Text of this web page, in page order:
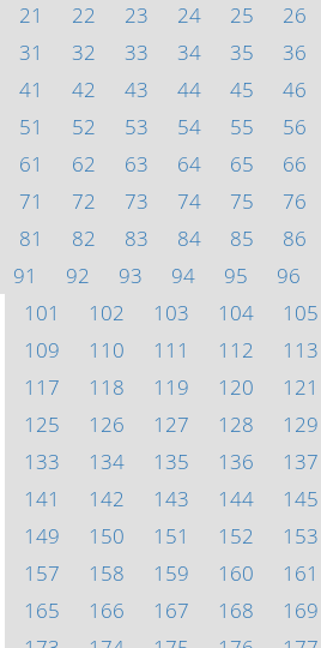
21
22 23 24 25 26
31
32 33 34 35 36
41
42 43 44 45 46
51
52 53 54 55 56
61
62 63 64 65 66
71
72 73 74 75 76
81
82 83 84 85 86
91
92 93 94 95 96
101
102 103 104 105
109
110 111 112 113
117
118 119 120 121
125
126 127 128 129
133
134 135 136 137
141
142 143 144 145
149
150 151 152 153
157
158 159 160 161
165
166 167 168 169